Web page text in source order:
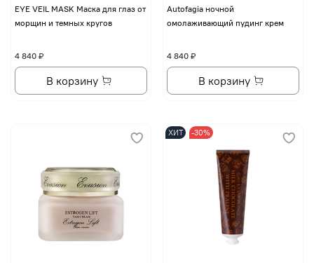
EYE VЕIL MASK Маска для глаз от
морщин и темных кругов
4 840 ₽
В корзину
Autofagia ночной
омолаживающий пудинг крем
4 840 ₽
В корзину
ХИТ -30%